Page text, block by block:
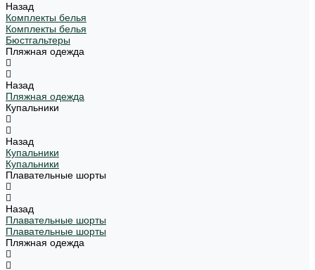
Назад
Комплекты белья
Комплекты белья
Бюстгальтеры
Пляжная одежда
Назад
Пляжная одежда
Купальники
Назад
Купальники
Купальники
Плавательные шорты
Назад
Плавательные шорты
Плавательные шорты
Пляжная одежда